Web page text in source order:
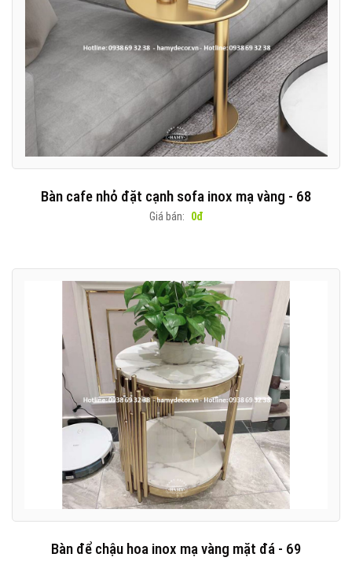
Bàn cafe nhỏ đặt cạnh sofa inox mạ vàng - 68
Giá bán: 0đ
Bàn để chậu hoa inox mạ vàng mặt đá - 69